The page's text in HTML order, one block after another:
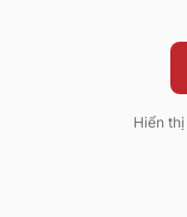
Hiển